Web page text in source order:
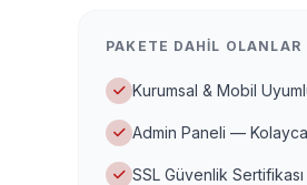
PAKETE DAHIL OLANLAR
Kurumsal & Mobil
Admin Paneli —
SSL Güvenlik Sertifikası